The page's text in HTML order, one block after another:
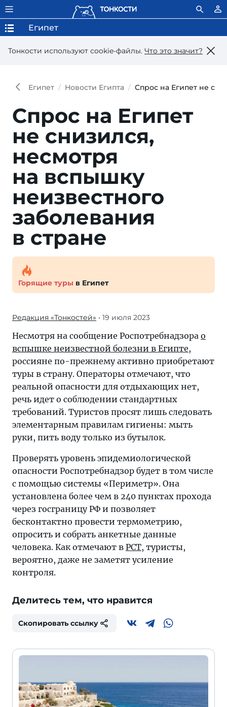
Тонкости используют сookie-файлы. Что это значит?
Египет
Египет Новости Египта Спрос на Египет не
Спрос на Египет
не снизился,
несмотря
на вспышку
неизвестного
заболевания
в стране
Горящие туры в Египет
Редакция «Тонкостей» • 19 июля 2023
Несмотря на сообщение Роспотребнадзора о
вспышке неизвестной болезни в Египте,
россияне по-прежнему активно приобретают
туры в страну. Операторы отмечают, что
реальной опасности для отдыхающих нет,
речь идет о соблюдении стандартных
требований. Туристов просят лишь следовать
элементарным правилам гигиены: мыть
руки, пить воду только из бутылок.
Проверять уровень эпидемиологической
опасности Роспотребнадзор будет в том числе
с помощью системы «Периметр». Она
установлена более чем в 240 пунктах прохода
через госграницу РФ и позволяет
бесконтактно провести термометрию,
опросить и собрать анкетные данные
человека. Как отмечают в РСТ, туристы,
вероятно, даже не заметят усиление
контроля.
Делитесь тем, что нравится
Скопировать ссылку